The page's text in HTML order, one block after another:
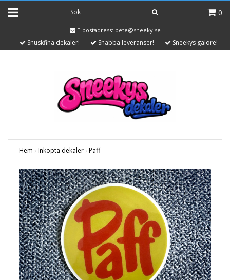
0
E-postadress: pete@sneeky.se
Snuskfina dekaler! Snabba leveranser! Sneekys galore!
Hem › Inköpta dekaler› Paff